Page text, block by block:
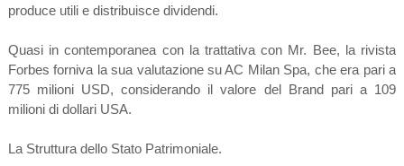
produce utili e distribuisce dividendi.
Quasi in contemporanea con la trattativa con Mr. Bee, la rivista
Forbes forniva la sua valutazione su AC Milan Spa, che era pari a
775 milioni USD, considerando il valore del Brand pari a 109
milioni di dollari USA.
La Struttura dello Stato Patrimoniale.